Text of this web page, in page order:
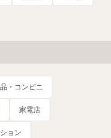
・コンビニ
家電店
ョン